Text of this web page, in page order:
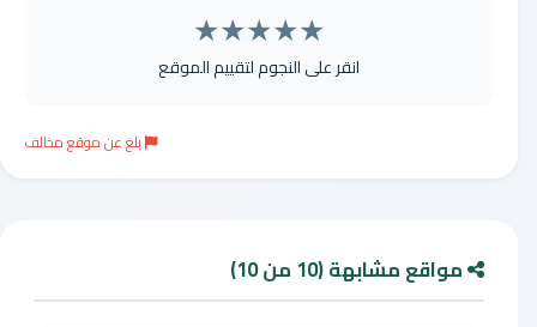
★
★
★
★
★
انقر على النجوم لتقييم الموقع
بلغ عن موقع مخالف
مواقع مشابهة (10 من 10)